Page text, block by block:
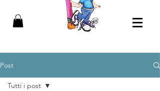
Post
Tutti i post